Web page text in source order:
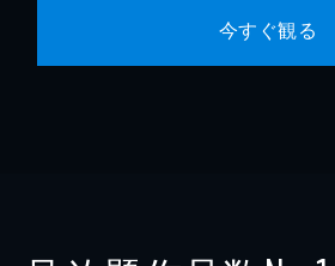
今すぐ観る